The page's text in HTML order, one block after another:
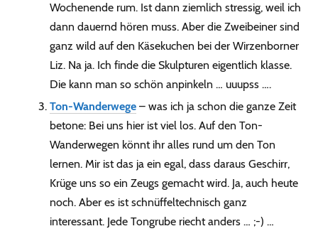
Wochenende rum. Ist dann ziemlich stressig, weil ich
dann dauernd hören muss. Aber die Zweibeiner sind
ganz wild auf den Käsekuchen bei der Wirzenborner
Liz. Na ja. Ich finde die Skulpturen eigentlich klasse.
Die kann man so schön anpinkeln … uuupss ….
Ton-Wanderwege – was ich ja schon die ganze Zeit
betone: Bei uns hier ist viel los. Auf den Ton-
Wanderwegen könnt ihr alles rund um den Ton
lernen. Mir ist das ja ein egal, dass daraus Geschirr,
Krüge uns so ein Zeugs gemacht wird. Ja, auch heute
noch. Aber es ist schnüffeltechnisch ganz
interessant. Jede Tongrube riecht anders … ;-) …